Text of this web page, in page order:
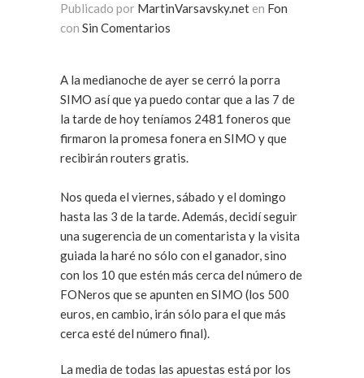
Publicado por MartinVarsavsky.net en Fon
con Sin Comentarios
A la medianoche de ayer se cerró la porra
SIMO así que ya puedo contar que a las 7 de
la tarde de hoy teníamos 2481 foneros que
firmaron la promesa fonera en SIMO y que
recibirán routers gratis.
Nos queda el viernes, sábado y el domingo
hasta las 3 de la tarde. Además, decidí seguir
una sugerencia de un comentarista y la visita
guiada la haré no sólo con el ganador, sino
con los 10 que estén más cerca del número de
FONeros que se apunten en SIMO (los 500
euros, en cambio, irán sólo para el que más
cerca esté del número final).
La media de todas las apuestas está por los